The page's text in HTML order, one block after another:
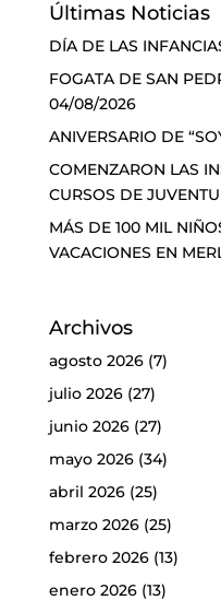
Últimas Noticias
DÍA DE LAS
FOGATA DE SAN
04/08/2026
ANIVERSARIO DE
COMENZARON LAS
CURSOS DE
MÁS DE 100 MIL
VACACIONES EN
Archivos
agosto 2026(7)
julio 2026(27)
junio 2026(27)
mayo 2026(34)
abril 2026(25)
marzo 2026(25)
febrero 2026(13)
enero 2026(13)